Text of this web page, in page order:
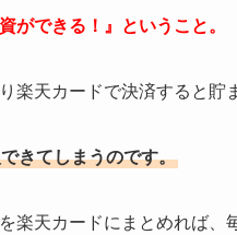
ができる！』ということ。
天カードで決済すると貯
きてしまうのです。
楽天カードにまとめれば、